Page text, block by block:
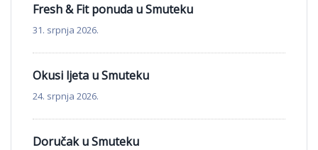
Fresh & Fit ponuda u Smuteku
31. srpnja 2026.
Okusi ljeta u Smuteku
24. srpnja 2026.
Doručak u Smuteku